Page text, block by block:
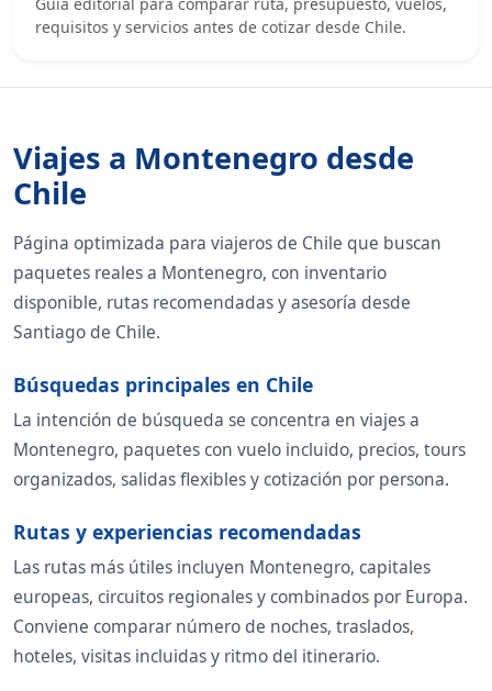
requisitos y servicios antes de cotizar desde Chile.
Viajes a Montenegro desde
Chile
Página optimizada para viajeros de Chile que buscan
paquetes reales a Montenegro, con inventario
disponible, rutas recomendadas y asesoría desde
Santiago de Chile.
Búsquedas principales en Chile
La intención de búsqueda se concentra en viajes a
Montenegro, paquetes con vuelo incluido, precios, tours
organizados, salidas flexibles y cotización por persona.
Rutas y experiencias recomendadas
Las rutas más útiles incluyen Montenegro, capitales
europeas, circuitos regionales y combinados por Europa.
Conviene comparar número de noches, traslados,
hoteles, visitas incluidas y ritmo del itinerario.